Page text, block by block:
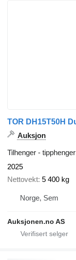
TOR DH15T50H
Auksjon
Tilhenger - tipphenger
2025
Nettovekt 5 400 kg
Norge, Sem
Auksjonen.no AS